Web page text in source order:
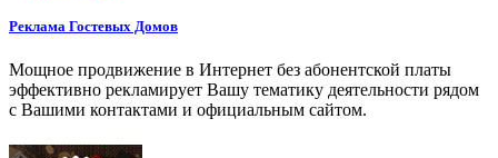
Реклама Гостевых Домов
Мощное продвижение в Интернет без абонентской платы
эффективно рекламирует Вашу тематику деятельности рядом
с Вашими контактами и официальным сайтом.